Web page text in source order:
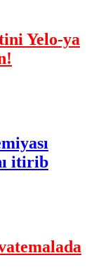
Yelo-ya
itirib